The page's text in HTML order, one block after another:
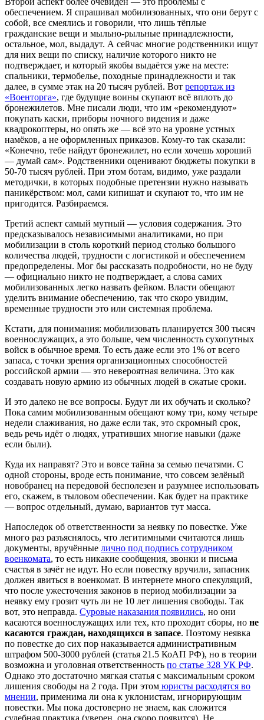
обеспечением. Я спрашивал мобилизованных, что они берут с
собой, все смеялись и говорили, что лишь тёплые
гражданские вещи и мыльно-рыльные принадлежности,
остальное, мол, выдадут. А сейчас многие родственники ищут
для них вещи по списку, наличие которого никто не
подтверждает, и который якобы выдаётся уже на месте:
спальники, термобелье, походные принадлежности и так
далее, в сумме этак на 20 тысяч рублей. Вот репортаж из
«Военторга», где будущие воины скупают всё вплоть до
бронежилетов. Мне писали люди, что им «рекомендуют»
покупать каски, приборы ночного видения и даже
квадрокоптеры, но опять же — всё это на уровне устных
намёков, а не оформленных приказов. Кому-то так сказали:
«Конечно, тебе найдут бронежилет, но если хочешь хороший
— думай сам». Родственники оценивают бюджеты покупки в
50-70 тысяч рублей. При этом ботам, видимо, уже раздали
методички, в которых подобные претензии нужно называть
паникёрством: мол, сами кипишат и скупают то, что им не
пригодится. Разбираемся.
Третий аспект самый мутный — условия содержания. Это
предсказывалось независимыми аналитиками, но при
мобилизации в столь короткий период столько большого
количества людей, трудности с логистикой и обеспечением
предопределены. Мог бы рассказать подробности, но не буду
— официально никто не подтверждает, а слова самих
мобилизованных легко назвать фейком. Власти обещают
уделить внимание обеспечению, так что скоро увидим,
временные трудности это или системная проблема.
Кстати, для понимания: мобилизовать планируется 300 тысяч
военнослужащих, а это больше, чем численность сухопутных
войск в обычное время. То есть даже если это 1% от всего
запаса, с точки зрения организационных способностей
российской армии — это невероятная величина. Это как
создавать новую армию из обычных людей в сжатые сроки.
И это далеко не все вопросы. Будут ли их обучать и сколько?
Пока самим мобилизованным обещают кому три, кому четыре
недели слаживания, но даже если так, это скромный срок,
ведь речь идёт о людях, утративших многие навыки (даже
если были).
Куда их направят? Это и вовсе тайна за семью печатями. С
одной стороны, вроде есть понимание, что совсем зелёный
новобранец на передовой бесполезен и разумнее использовать
его, скажем, в тыловом обеспечении. Как будет на практике
— вопрос отдельный, думаю, вариантов тут масса.
Напоследок об ответственности за неявку по повестке. Уже
много раз разъяснялось, что легитимными считаются лишь
документы, вручённые лично под подпись сотрудником
военкомата, то есть никакие сообщения, звонки и письма
счастья в зачёт не идут. Но если повестку вручили, запасник
должен явиться в военкомат. В интернете много спекуляций,
что после ужесточения законов в период мобилизации за
неявку ему грозит чуть ли не 10 лет лишения свободы. Так
вот, это неправда. Суровые наказания появились, но они
касаются военнослужащих или тех, кто проходит сборы, но не
касаются граждан, находящихся в запасе. Поэтому неявка
по повестке до сих пор наказывается административным
штрафом 500-3000 рублей (статья 21.5 КоАП РФ), но в теории
возможна и уголовная ответственность по статье 328 УК РФ.
Однако это достаточно мягкая статья с максимальным сроком
лишения свободы на 2 года. При этом юристы расходятся во
мнении, применима ли она к уклонистам, игнорирующим
повестки. Мы пока достоверно не знаем, как сложится
судебная практика (уверен, она скоро появится). Не